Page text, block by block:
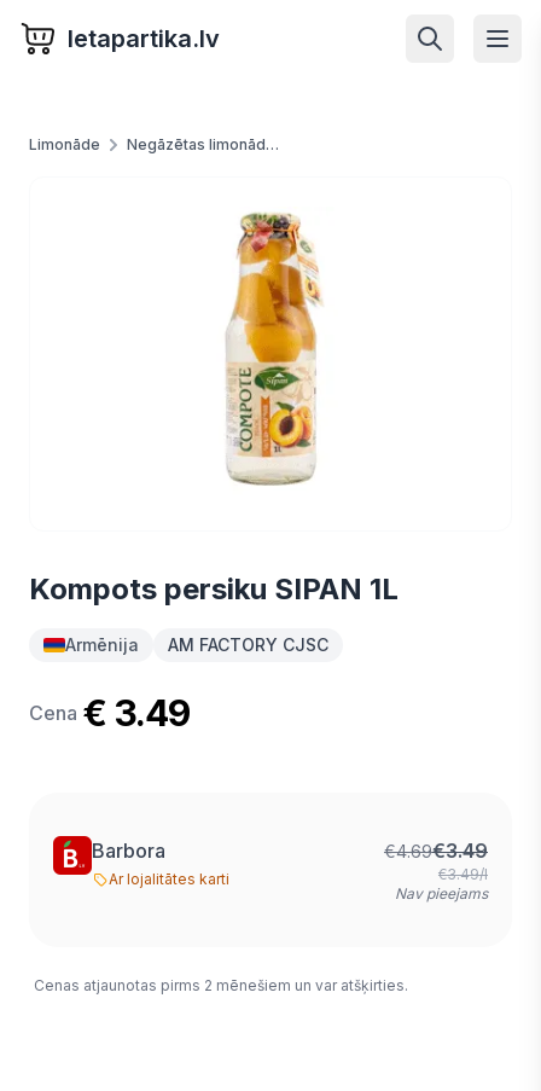
letapartika.lv
Limonāde Negāzētas limonādes
Kompots persiku SIPAN 1L
Armēnija AM FACTORY CJSC
Cena € 3.49
Barbora
Ar lojalitātes karti
€4.69€3.49
€3.49/l
Nav pieejams
Cenas atjaunotas pirms 2 mēnešiem un var atšķirties.